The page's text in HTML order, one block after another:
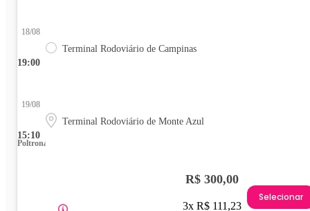
19:00
18/08
Terminal Rodoviário de Campinas
15:10
19/08
Terminal Rodoviário de Monte Azul
Poltrona
R$ 300,00
3x R$ 111,23
Selecionar